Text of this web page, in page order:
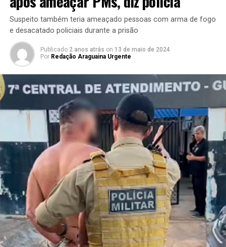
Suspeito também teria ameaçado pessoas com arma de fogo
e desacatado policiais durante a prisão
Publicado 2 anos atrás on 13 de maio de 2024
Por Redação Araguaina Urgente